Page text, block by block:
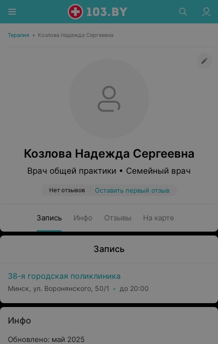
Терапия • Козлова Надежда Сергеевна
Козлова Надежда Сергеевна
Врач общей практики • Семейный врач
Нет отзывов Оставить первый отзыв
Запись Инфо Отзывы На карте
Запись
38-я городская поликлиника
Минск, ул. Воронянского, 50/1 до 20:00
Инфо
Обновлено: май 2025